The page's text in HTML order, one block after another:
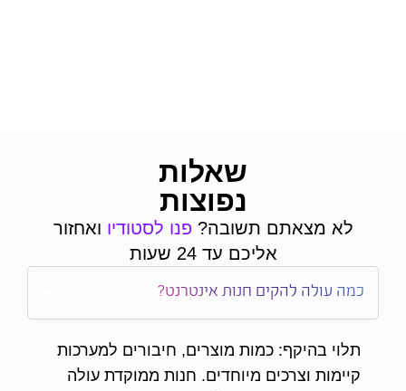
שאלות
נפוצות
לא מצאתם תשובה? פנו לסטודיו ואחזור
אליכם עד 24 שעות
כמה עולה להקים חנות אינטרנט?
תלוי בהיקף: כמות מוצרים, חיבורים למערכות
קיימות וצרכים מיוחדים. חנות ממוקדת עולה